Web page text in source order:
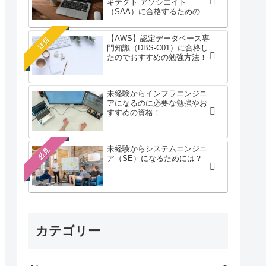
キテクト アソシエイト
（SAA）に合格するための勉
注目
【AWS】認定データベース専
門知識（DBS-C01）に合格し
たのでおすすめの勉強方法！
未経験からインフラエンジニ
アになるのに必要な勉強やお
すすめの資格！
必見
未経験からシステムエンジニ
ア（SE）になるためには？
カテゴリー